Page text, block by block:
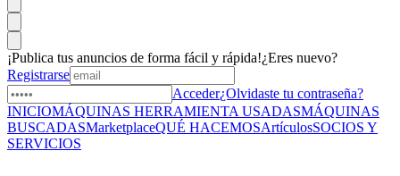
¡Publica tus anuncios de forma fácil y rápida!¿Eres nuevo?
Registrarse
Acceder¿Olvidaste tu contraseña?
INICIOMÁQUINAS HERRAMIENTA USADASMÁQUINAS
BUSCADASMarketplaceQUÉ HACEMOSArtículosSOCIOS Y
SERVICIOS